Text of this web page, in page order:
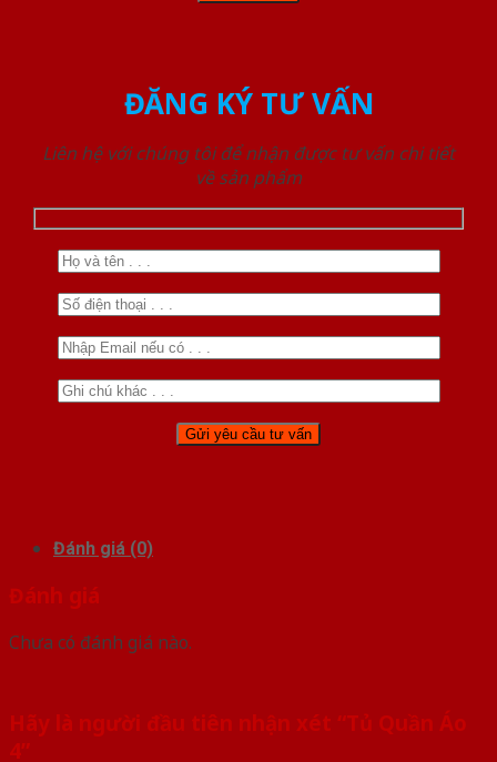
ĐĂNG KÝ TƯ VẤN
Liên hệ với chúng tôi để nhận được tư vấn chi tiết
về sản phẩm
Đánh giá (0)
Đánh giá
Chưa có đánh giá nào.
Hãy là người đầu tiên nhận xét “Tủ Quần Áo
4”